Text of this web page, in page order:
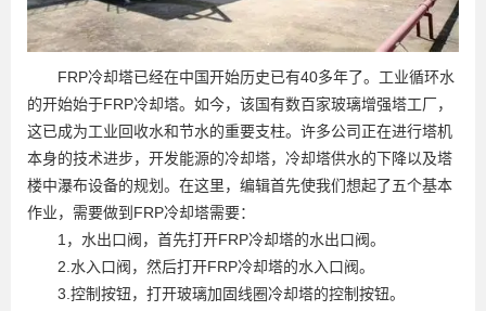
FRP冷却塔已经在中国开始历史已有40多年了。工业循环水
的开始始于FRP冷却塔。如今，该国有数百家玻璃增强塔工厂，
这已成为工业回收水和节水的重要支柱。许多公司正在进行塔机
本身的技术进步，开发能源的冷却塔，冷却塔供水的下降以及塔
楼中瀑布设备的规划。在这里，编辑首先使我们想起了五个基本
作业，需要做到FRP冷却塔需要：
1，水出口阀，首先打开FRP冷却塔的水出口阀。
2.水入口阀，然后打开FRP冷却塔的水入口阀。
3.控制按钮，打开玻璃加固线圈冷却塔的控制按钮。